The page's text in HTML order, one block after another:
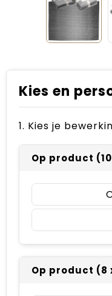
Kies en
1. Kies je
Op product
Op product (8